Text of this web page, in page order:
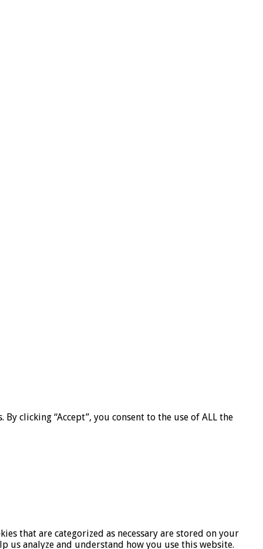
clicking “Accept”, you consent to the use of ALL the
that are categorized as necessary are stored on your
us analyze and understand how you use this website.